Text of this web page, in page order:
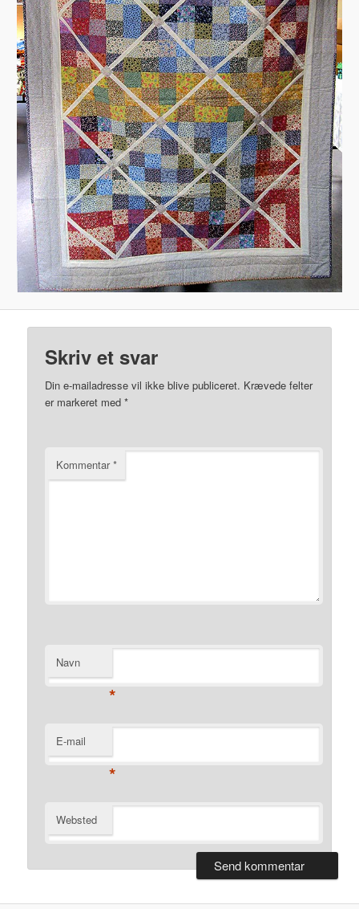
Skriv et svar
Din e-mailadresse vil ikke blive publiceret. Krævede felter
er markeret med*
Kommentar*
Navn
*
E-mail
*
Websted